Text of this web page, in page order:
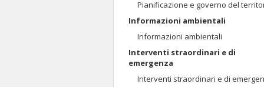
Pianificazione e governo del
Informazioni ambientali
Informazioni ambientali
Interventi straordinari e di
emergenza
Interventi straordinari e di